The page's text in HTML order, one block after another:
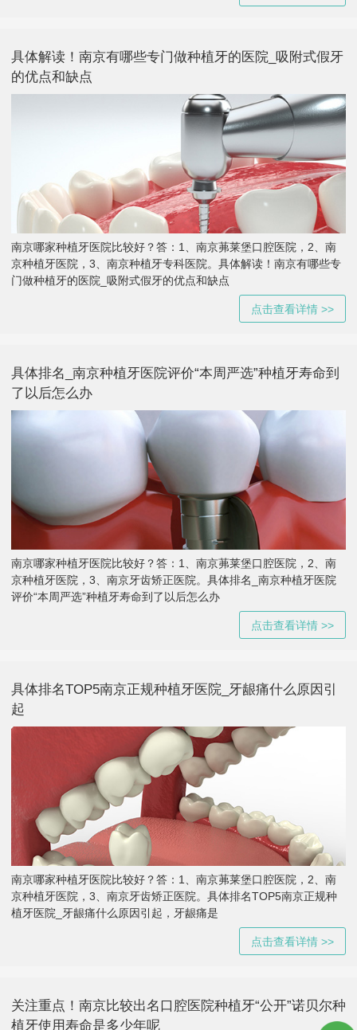
具体解读！南京有哪些专门做种植牙的医院_吸附式假牙
的优点和缺点
南京哪家种植牙医院比较好？答：1、南京茀莱堡口腔医院，2、南
京种植牙医院，3、南京种植牙专科医院。具体解读！南京有哪些专
门做种植牙的医院_吸附式假牙的优点和缺点
点击查看详情 >>
具体排名_南京种植牙医院评价“本周严选”种植牙寿命到
了以后怎么办
南京哪家种植牙医院比较好？答：1、南京茀莱堡口腔医院，2、南
京种植牙医院，3、南京牙齿矫正医院。具体排名_南京种植牙医院
评价“本周严选”种植牙寿命到了以后怎么办
点击查看详情 >>
具体排名TOP5南京正规种植牙医院_牙龈痛什么原因引
起
南京哪家种植牙医院比较好？答：1、南京茀莱堡口腔医院，2、南
京种植牙医院，3、南京牙齿矫正医院。具体排名TOP5南京正规种
植牙医院_牙龈痛什么原因引起，牙龈痛是
点击查看详情 >>
关注重点！南京比较出名口腔医院种植牙“公开”诺贝尔种
植牙使用寿命是多少年呢